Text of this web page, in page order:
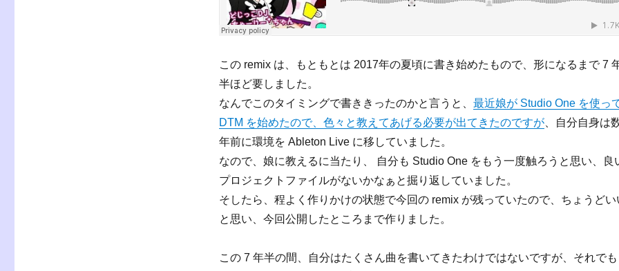
この remix は、もともとは 2017年の夏頃に書き始めたもので、形になるまで 7
半ほど要しました。
なんでこのタイミングで書ききったのかと言うと、 最近娘が Studio One を使っ
DTM を始めたので、色々と教えてあげる必要が出てきたのですが、自分自身は
年前に環境を Ableton Live に移していました。
なので、娘に教えるに当たり、 自分も Studio One をもう一度触ろうと思い、良
プロジェクトファイルがないかなぁと掘り返していました。
そしたら、程よく作りかけの状態で今回の remix が残っていたので、ちょうどい
と思い、今回公開したところまで作りました。
この 7 年半の間、自分はたくさん曲を書いてきたわけではないですが、それでも